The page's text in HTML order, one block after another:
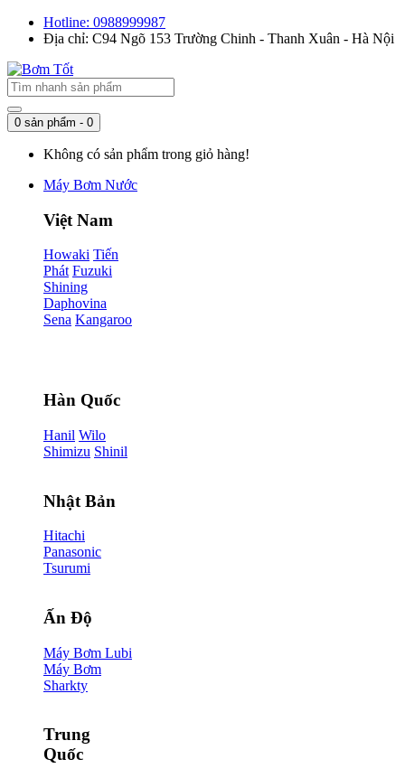
Hotline: 0988999987
Địa chỉ: C94 Ngõ 153 Trường Chinh - Thanh Xuân - Hà Nội
0 sản phẩm - 0
Không có sản phẩm trong giỏ hàng!
Máy Bơm Nước
Việt Nam
Howaki Tiến
Phát Fuzuki
Shining
Daphovina
Sena Kangaroo
Hàn Quốc
Hanil Wilo
Shimizu Shinil
Nhật Bản
Hitachi
Panasonic
Tsurumi
Ấn Độ
Máy Bơm Lubi
Máy Bơm
Sharkty
Trung
Quốc